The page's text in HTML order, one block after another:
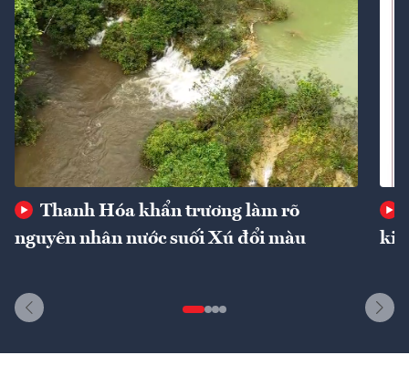
Thanh Hóa khẩn trương làm rõ
nguyên nhân nước suối Xú đổi màu